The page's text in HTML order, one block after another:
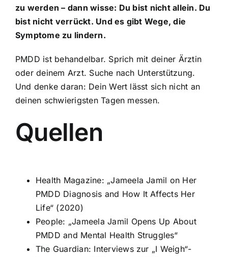
zu werden – dann wisse: Du bist nicht allein. Du
bist nicht verrückt. Und es gibt Wege, die
Symptome zu lindern.
PMDD ist behandelbar. Sprich mit deiner Ärztin
oder deinem Arzt. Suche nach Unterstützung.
Und denke daran: Dein Wert lässt sich nicht an
deinen schwierigsten Tagen messen.
Quellen
Health Magazine: „Jameela Jamil on Her
PMDD Diagnosis and How It Affects Her
Life“ (2020)
People: „Jameela Jamil Opens Up About
PMDD and Mental Health Struggles“
The Guardian: Interviews zur „I Weigh“-